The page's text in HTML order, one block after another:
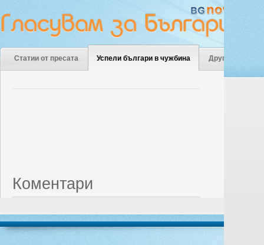
Статии от пресата Успели българи в чужбина Други
Коментари